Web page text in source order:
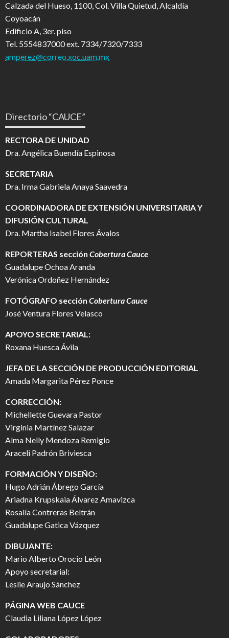
Calzada del Hueso, 1100, Col. Villa Quietud, Alcaldía
Coyoacán
Edificio A, 3er. piso
Tel. 5554837000 ext. 7334/7320/7333
amperez@correo.xoc.uam.mx
Directorio “CAUCE”
RECTORA DE UNIDAD
Dra. Angélica Buendía Espinosa
SECRETARIA
Dra. Irma Gabriela Anaya Saavedra
COORDINADORA DE EXTENSIÓN UNIVERSITARIA Y
DIFUSIÓN CULTURAL
Dra. Martha Isabel Flores Ávalos
REPORTERAS sección Cobertura Cauce
Guadalupe Ochoa Aranda
Verónica Ordoñez Hernández
FOTÓGRAFO sección Cobertura Cauce
José Ventura Flores Velasco
APOYO SECRETARIAL:
Roxana Huesca Ávila
JEFA DE LA SECCIÓN DE PRODUCCIÓN EDITORIAL
Amada Margarita Pérez Ponce
CORRECCIÓN:
Michellette Guevara Pastor
Virginia Martínez Salazar
Alma Nelly Mendoza Remigio
Araceli Padrón Briviesca
FORMACIÓN Y DISEÑO:
Hugo Adrián Ábrego García
Ariadna Krupskaia Álvarez Amavizca
Rosalía Contreras Beltrán
Guadalupe Gatica Vázquez
DIBUJANTE:
Mario Alberto Orocio León
Apoyo secretarial:
Leslie Araujo Sánchez
PÁGINA WEB CAUCE
Claudia Liliana López López